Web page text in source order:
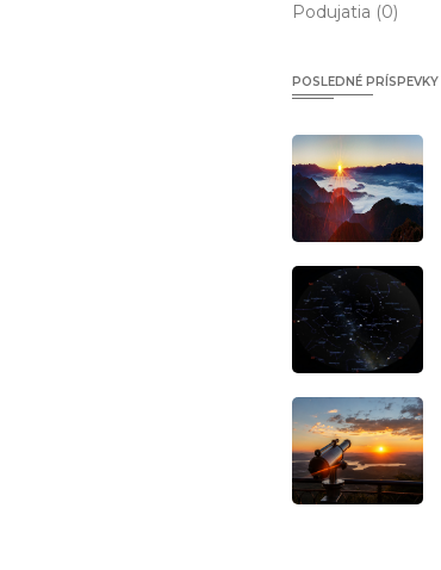
Podujatia (0)
POSLEDNÉ